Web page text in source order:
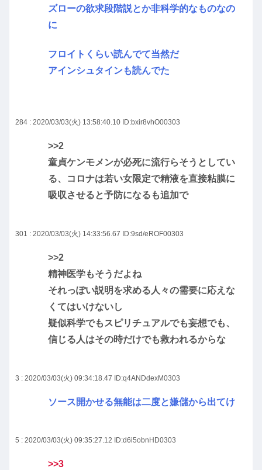
ズローの欲求段階説とか非科学的なものなの
に
フロイトくらい読んでて当然だ
アインシュタインも読んでた
284 : 2020/03/03(火) 13:58:40.10 ID:bxir8vhO00303
>>2
童貞ケンモメンが必死に流行らそうとしてい
る、コロナは若い女限定で精液を直接粘膜に
吸収させると予防になるも追加で
301 : 2020/03/03(火) 14:33:56.67 ID:9sd/eROF00303
>>2
精神医学もそうだよね
それっぽい説明を求める人々の需要に応えな
くてはいけないし
疑似科学でもスピリチュアルでも妄想でも、
信じる人はその時だけでも救われるからな
3 : 2020/03/03(火) 09:34:18.47 ID:q4ANDdexM0303
ソース開かせる無能は二度と嫌儲から出てけ
5 : 2020/03/03(火) 09:35:27.12 ID:d6i5obnHD0303
>>3